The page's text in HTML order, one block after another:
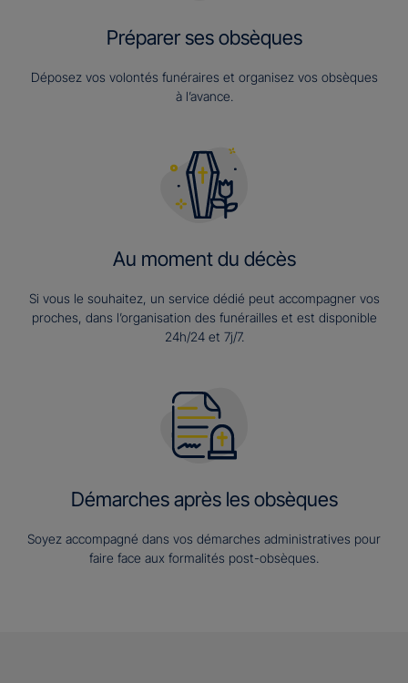
Préparer ses obsèques
Déposez vos volontés funéraires et organisez vos obsèques
à l’avance.
Au moment du décès
Si vous le souhaitez, un service dédié peut accompagner vos
proches, dans l’organisation des funérailles et est disponible
24h/24 et 7j/7.
Démarches après les obsèques
Soyez accompagné dans vos démarches administratives pour
faire face aux formalités post-obsèques.